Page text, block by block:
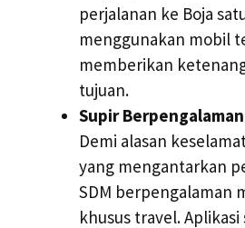
perjalanan ke Boja
menggunakan mobil
memberikan
tujuan.
Supir Berpengalaman
Demi alasan
yang mengantarkan
SDM berpengalaman
khusus travel.